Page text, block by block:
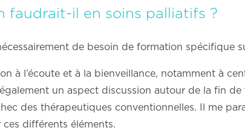
faudrait-il en soins palliatifs ?
de besoin de formation spécifique
à l’écoute et à la bienveillance, notamment à
un aspect discussion autour de la fin
des thérapeutiques conventionnelles. Il me
différents éléments.